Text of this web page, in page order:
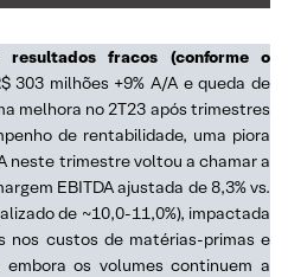
fracos (conforme o
303 milhões +9% A/A e queda de
melhora no 2T23 após trimestres
de rentabilidade, uma piora
neste trimestre voltou a chamar a
EBITDA ajustada de 8,3% vs.
de ~10,0-11,0%), impactada
nos custos de matérias-primas e
embora os volumes continuem a